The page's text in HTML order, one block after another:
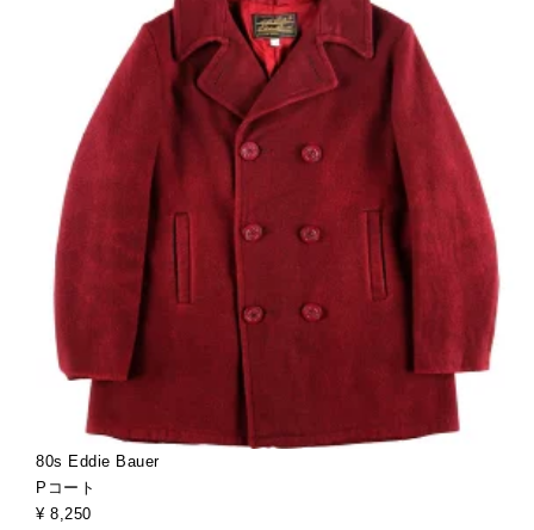
80s Eddie Bauer
Pコート
¥ 8,250